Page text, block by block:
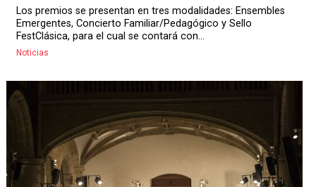
Los premios se presentan en tres modalidades: Ensembles
Emergentes, Concierto Familiar/Pedagógico y Sello
FestClásica, para el cual se contará con...
Noticias